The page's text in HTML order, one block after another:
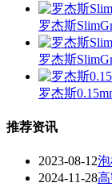
罗杰斯
罗杰斯
罗杰斯
推荐资讯
2023-08-12
2024-11-28